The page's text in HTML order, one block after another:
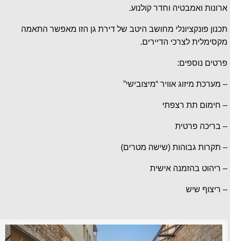
ארונות ואמבטיה וחדר קולנוע.
תכנון פונקציונלי מחושב היטב של דירת גן הזו מאפשר התאמה
מקסימלית לצרכי הדיירים.
פרטים נוספים:
– מערכת מיזוג אוויר “מיצובישי”
– חימום תת רצפתי
– בריכה פרטית
– תקרות גבוהות (שישה מטרים)
– ריהוט בהזמנה אישית
– ריצוף שיש